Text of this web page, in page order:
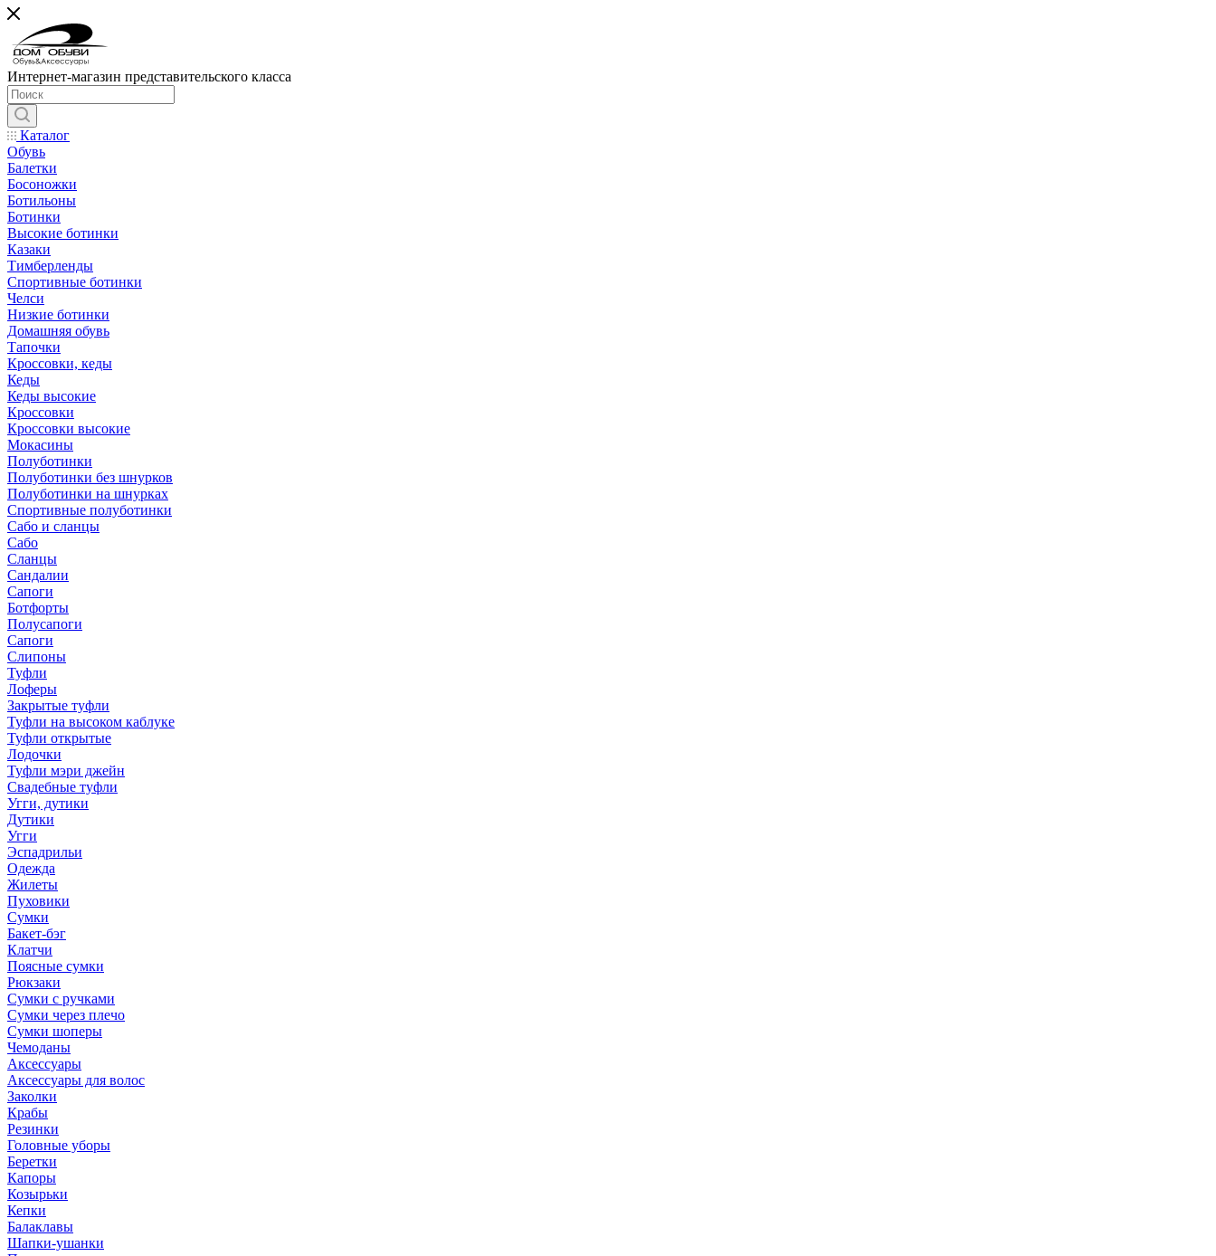
Интернет-магазин представительского класса
Каталог
Обувь
Балетки
Босоножки
Ботильоны
Ботинки
Высокие ботинки
Казаки
Тимберленды
Спортивные ботинки
Челси
Низкие ботинки
Домашняя обувь
Тапочки
Кроссовки, кеды
Кеды
Кеды высокие
Кроссовки
Кроссовки высокие
Мокасины
Полуботинки
Полуботинки без шнурков
Полуботинки на шнурках
Спортивные полуботинки
Сабо и сланцы
Сабо
Сланцы
Сандалии
Сапоги
Ботфорты
Полусапоги
Сапоги
Слипоны
Туфли
Лоферы
Закрытые туфли
Туфли на высоком каблуке
Туфли открытые
Лодочки
Туфли мэри джейн
Свадебные туфли
Угги, дутики
Дутики
Угги
Эспадрильи
Одежда
Жилеты
Пуховики
Сумки
Бакет-бэг
Клатчи
Поясные сумки
Рюкзаки
Сумки с ручками
Сумки через плечо
Сумки шоперы
Чемоданы
Аксессуары
Аксессуары для волос
Заколки
Крабы
Резинки
Головные уборы
Беретки
Капоры
Козырьки
Кепки
Балаклавы
Шапки-ушанки